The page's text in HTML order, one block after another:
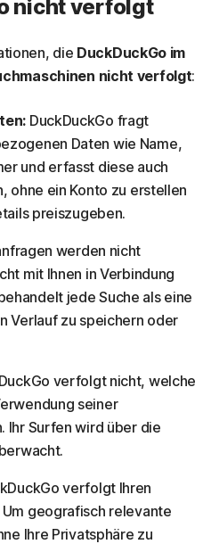
nicht verfolgt
die DuckDuckGo im
nicht verfolgt:
DuckDuckGo fragt
Daten wie Name,
und erfasst diese auch
ohne ein Konto zu erstellen
preiszugeben.
werden nicht
mit Ihnen in Verbindung
jede Suche als eine
Verlauf zu speichern oder
verfolgt nicht, welche
seiner
Ihr Surfen wird über die
verfolgt Ihren
geografisch relevante
Ihre Privatsphäre zu